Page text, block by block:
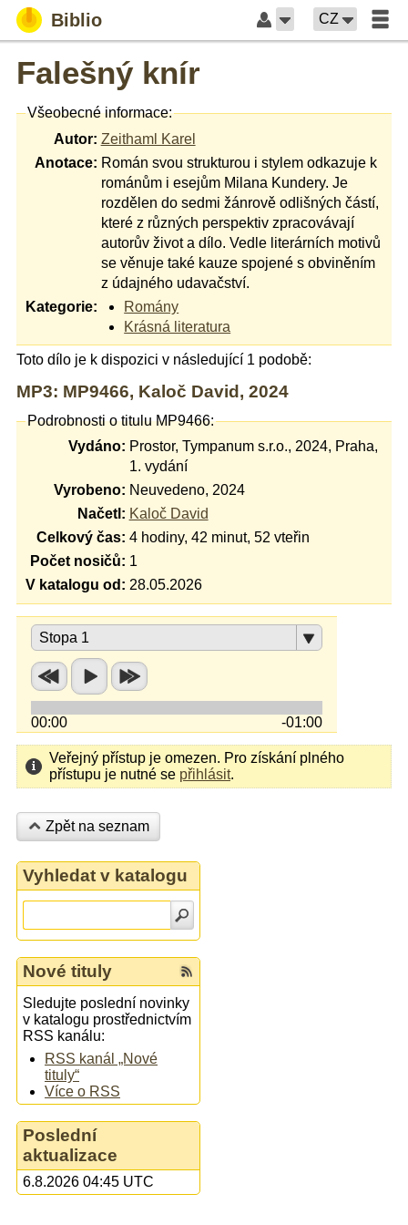
Biblio CZ
Falešný knír
Všeobecné informace:
Autor: Zeithaml Karel
Anotace: Román svou strukturou i stylem odkazuje k
románům i esejům Milana Kundery. Je
rozdělen do sedmi žánrově odlišných částí,
které z různých perspektiv zpracovávají
autorův život a dílo. Vedle literárních motivů
se věnuje také kauze spojené s obviněním
z údajného udavačství.
Kategorie:
Romány
Krásná literatura
Toto dílo je k dispozici v následující 1 podobě:
MP3: MP9466, Kaloč David, 2024
Podrobnosti o titulu MP9466:
Vydáno: Prostor, Tympanum s.r.o., 2024, Praha,
1. vydání
Vyrobeno: Neuvedeno, 2024
Načetl: Kaloč David
Celkový čas: 4 hodiny, 42 minut, 52 vteřin
Počet nosičů: 1
V katalogu od: 28.05.2026
Stopa 1
00:00 -01:00
Veřejný přístup je omezen. Pro získání plného
přístupu je nutné se přihlásit.
Zpět na seznam
Vyhledat v katalogu
Nové tituly
Sledujte poslední novinky
v katalogu prostřednictvím
RSS kanálu:
RSS kanál „Nové
tituly“
Více o RSS
Poslední
aktualizace
6.8.2026 04:45 UTC